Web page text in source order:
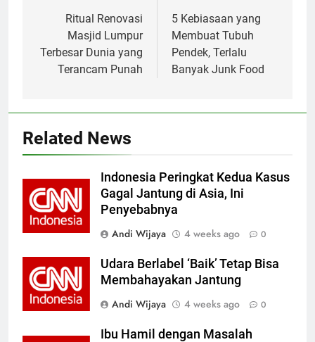
navigation
Ritual Renovasi
Masjid Lumpur
Terbesar Dunia yang
Terancam Punah
5 Kebiasaan yang
Membuat Tubuh
Pendek, Terlalu
Banyak Junk Food
Related News
Indonesia Peringkat Kedua Kasus
Gagal Jantung di Asia, Ini
Penyebabnya
Andi Wijaya
4 weeks ago 0
Udara Berlabel ‘Baik’ Tetap Bisa
Membahayakan Jantung
Andi Wijaya
4 weeks ago 0
Ibu Hamil dengan Masalah